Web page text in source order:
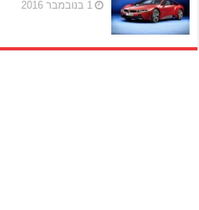
1 בנובמבר 2016